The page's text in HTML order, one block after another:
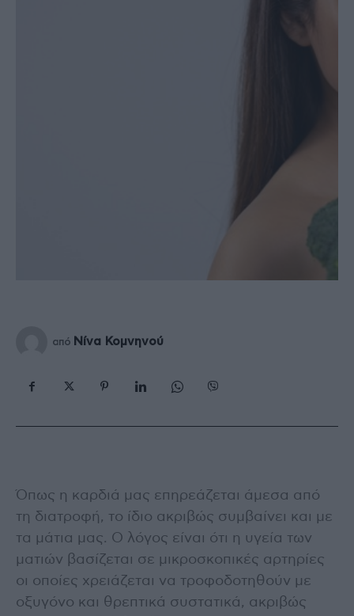
από Νίνα Κομνηνού
Όπως η καρδιά μας επηρεάζεται άμεσα από
τη διατροφή, το ίδιο ακριβώς συμβαίνει και με
τα μάτια μας. Ο λόγος είναι ότι η υγεία των
ματιών βασίζεται σε μικροσκοπικές αρτηρίες
οι οποίες χρειάζεται να τροφοδοτηθούν με
οξυγόνο και θρεπτικά συστατικά, ακριβώς